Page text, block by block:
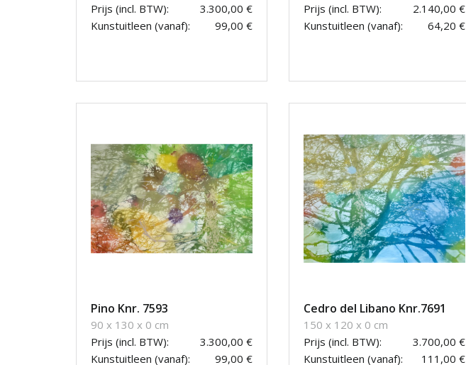
Prijs (incl. BTW):
3.300,00 €
Kunstuitleen (vanaf):
99,00 €
Prijs (incl. BTW):
2.140,00 €
Kunstuitleen (vanaf):
64,20 €
Pino Knr. 7593
90 x 130 x 0 cm
Prijs (incl. BTW):
3.300,00 €
Kunstuitleen (vanaf):
99,00 €
Cedro del Libano Knr.7691
150 x 120 x 0 cm
Prijs (incl. BTW):
3.700,00 €
Kunstuitleen (vanaf):
111,00 €